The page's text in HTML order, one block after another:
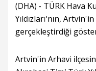
(DHA) - TÜRK Hava
Yıldızları'nın,
gerçekleştirdiği
Artvin'in Arhavi